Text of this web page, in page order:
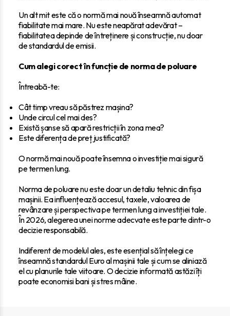
Un alt mit este că o normă mai nouă înseamnă automat
fiabilitate mai mare. Nu este neapărat adevărat –
fiabilitatea depinde de întreținere și construcție, nu doar
de standardul de emisii.
Cum alegi corect în funcție de norma de poluare
Întreabă-te:
Cât timp vreau să păstrez mașina?
Unde circul cel mai des?
Există șanse să apară restricții în zona mea?
Este diferența de preț justificată?
O normă mai nouă poate însemna o investiție mai sigură
pe termen lung.
Norma de poluare nu este doar un detaliu tehnic din fișa
mașinii. Ea influențează accesul, taxele, valoarea de
revânzare și perspectiva pe termen lung a investiției tale.
În 2026, alegerea unei norme adecvate este parte dintr-o
decizie responsabilă.
Indiferent de modelul ales, este esențial să înțelegi ce
înseamnă standardul Euro al mașinii tale și cum se aliniază
el cu planurile tale viitoare. O decizie informată astăzi îți
poate economisi bani și stres mâine.